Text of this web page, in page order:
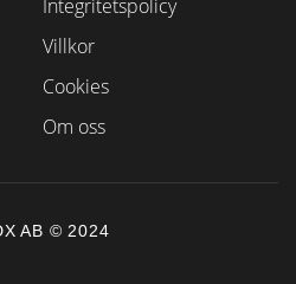
Integritetspolicy
Villkor
Cookies
Om oss
AB © 2024